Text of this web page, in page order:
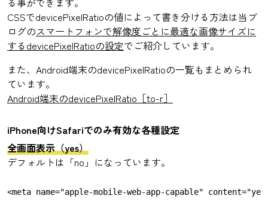
CSSでdevicePixelRatioの値によって書き分ける方法は当ブ
ログのスマートフォンで解像度ごとに最適な画像サイズに
するdevicePixelRatioの設定でご紹介しています。
また、Android端末のdevicePixelRatioの一覧もまとめられ
ています。
Android端末のdevicePixelRatio［to-r］
iPhone向けSafariでのみ有効な各種設定
全画面表示（yes）
デフォルトは「no」になっています。